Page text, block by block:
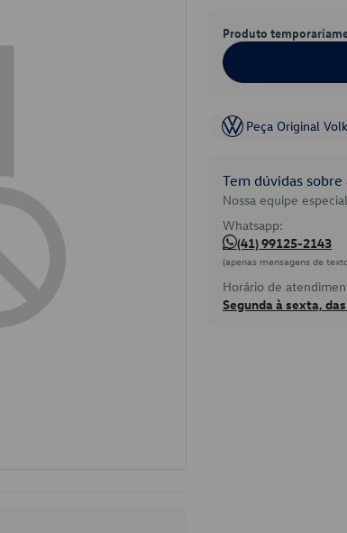
Produto
Peça Original
Tem dúvidas
Nossa equipe
Whatsapp:
(41) 99125-2143
(apenas mensagens de
Horário de
Segunda à sexta,